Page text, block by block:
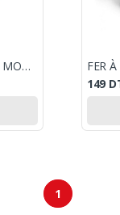
FER À REPASSER MOULINEX VIRTUO 2000W
149
1